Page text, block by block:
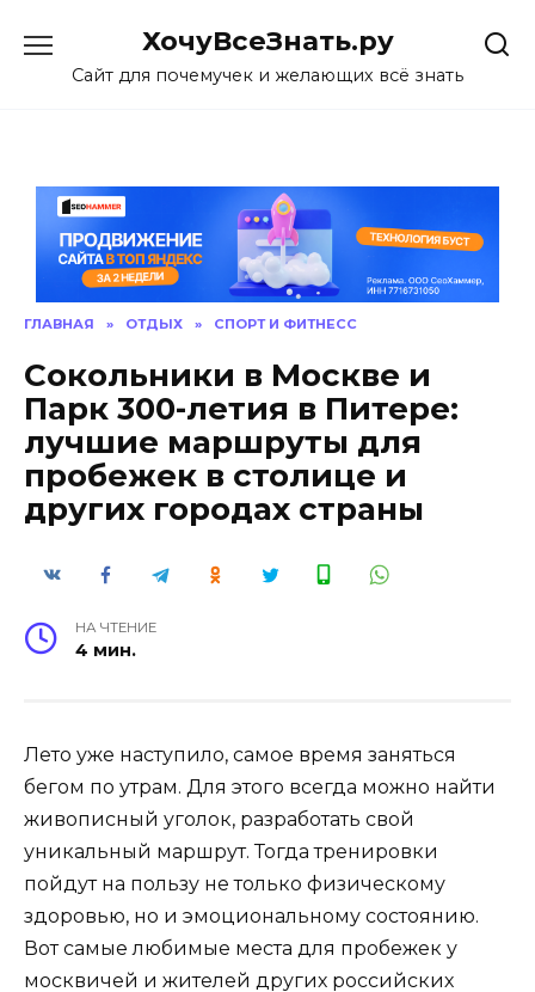
content
ХочуВсеЗнать.ру
Сайт для почемучек и желающих всё знать
ГЛАВНАЯ » ОТДЫХ » СПОРТ И ФИТНЕСС
Сокольники в Москве и
Парк 300-летия в Питере:
лучшие маршруты для
пробежек в столице и
других городах страны
НА ЧТЕНИЕ
4 мин.
Лето уже наступило, самое время заняться
бегом по утрам. Для этого всегда можно найти
живописный уголок, разработать свой
уникальный маршрут. Тогда тренировки
пойдут на пользу не только физическому
здоровью, но и эмоциональному состоянию.
Вот самые любимые места для пробежек у
москвичей и жителей других российских